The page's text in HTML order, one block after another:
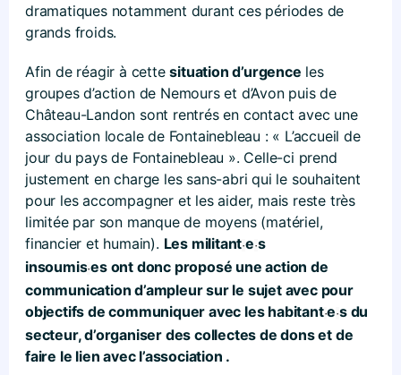
dramatiques notamment durant ces périodes de
grands froids.
Afin de réagir à cettesituation d’urgence les
groupes d’action de Nemours et d’Avon puis de
Château-Landon sont rentrés en contact avec une
association locale de Fontainebleau : « L’accueil de
jour du pays de Fontainebleau ». Celle-ci prend
justement en charge les sans-abri qui le souhaitent
pour les accompagner et les aider, mais reste très
limitée par son manque de moyens (matériel,
financier et humain). Les militant·e·s
insoumis·es ont donc proposé une action de
communication d’ampleur sur le sujet avec pour
objectifs de communiquer avec les habitant·e·s du
secteur, d’organiser des collectes de dons et de
faire le lien avec l’association .